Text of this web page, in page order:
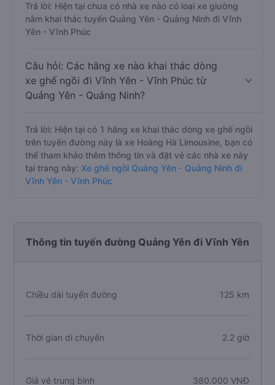
Trả lời: Hiện tại chưa có nhà xe nào có loại xe giường
nằm khai thác tuyến Quảng Yên - Quảng Ninh đi Vĩnh
Yên - Vĩnh Phúc
Câu hỏi: Các hãng xe nào khai thác dòng
xe ghế ngồi đi Vĩnh Yên - Vĩnh Phúc từ
Quảng Yên - Quảng Ninh?
Trả lời: Hiện tại có 1 hãng xe khai thác dòng xe ghế ngồi
trên tuyến đường này là xe Hoàng Hà Limousine, bạn có
thể tham khảo thêm thông tin và đặt vé các nhà xe này
tại trang này: Xe ghế ngồi Quảng Yên - Quảng Ninh đi
Vĩnh Yên - Vĩnh Phúc
Thông tin tuyến đường Quảng Yên đi Vĩnh Yên
Chiều dài tuyến đường 125 km
Thời gian di chuyển 2.2 giờ
Giá vé trung bình 380.000 VNĐ